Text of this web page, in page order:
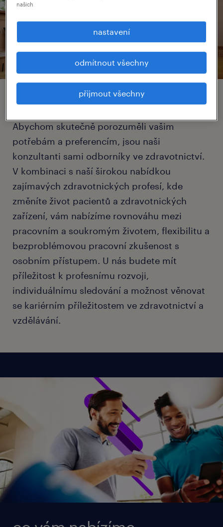
co děláme.
Abychom skutečně porozuměli vašim
potřebám a preferencím, jsou naši
konzultanti sami odborníky ve zdravotnictví.
V kombinaci s naší širokou nabídkou
zajímavých zdravotnických profesí, kde
změníte život pacientů a zdravotnických
zařízení, vám nabízíme rovnováhu mezi
pracovním a soukromým životem, flexibilitu a
bezproblémovou pracovní zkušenost s
osobním přístupem. U nás budete mít
příležitost k profesnímu rozvoji,
individuálnímu sledování a možnost věnovat
se kariérním příležitostem ve zdravotnictví a
vzdělávání.
našich
nastavení
odmítnout všechny
přijmout všechny